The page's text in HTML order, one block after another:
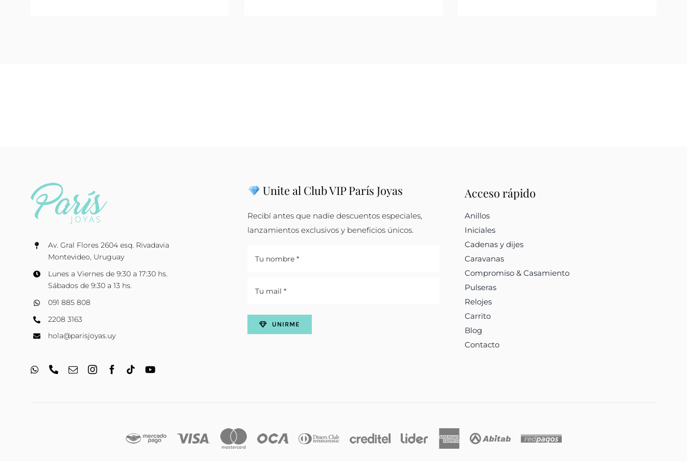
Av. Gral Flores 2604 esq. Rivadavia
Montevideo, Uruguay
Lunes a Viernes de 9:30 a 17:30 hs.
Sábados de 9:30 a 13 hs.
091 885 808
2208 3163
hola@parisjoyas.uy
Unite al Club VIP París Joyas
Recibí antes que nadie descuentos especiales,
lanzamientos exclusivos y beneficios únicos.
UNIRME
Acceso rápido
Anillos
Iniciales
Cadenas y dijes
Caravanas
Compromiso & Casamiento
Pulseras
Relojes
Carrito
Blog
Contacto